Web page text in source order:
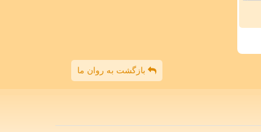
بازگشت به روان ما